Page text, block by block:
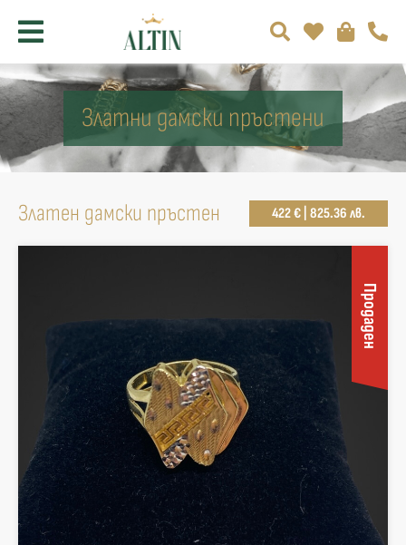
Златни дамски пръстени
Златен дамски пръстен 422 € | 825.36 лв.
Продаден